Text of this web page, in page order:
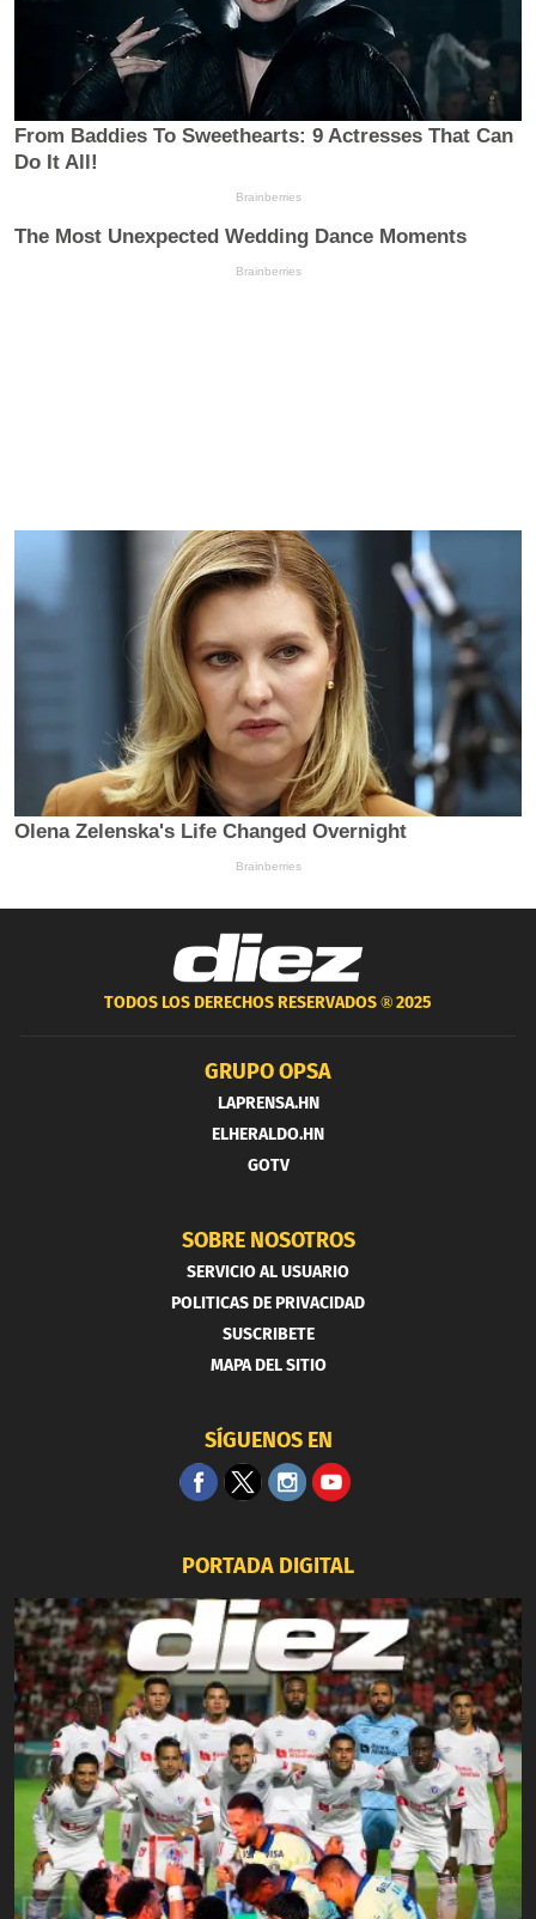
TODOS LOS DERECHOS RESERVADOS ®2025
GRUPO OPSA
LAPRENSA.HN
ELHERALDO.HN
GOTV
SOBRE NOSOTROS
SERVICIO AL USUARIO
POLITICAS DE PRIVACIDAD
SUSCRIBETE
MAPA DEL SITIO
SÍGUENOS EN
PORTADA DIGITAL